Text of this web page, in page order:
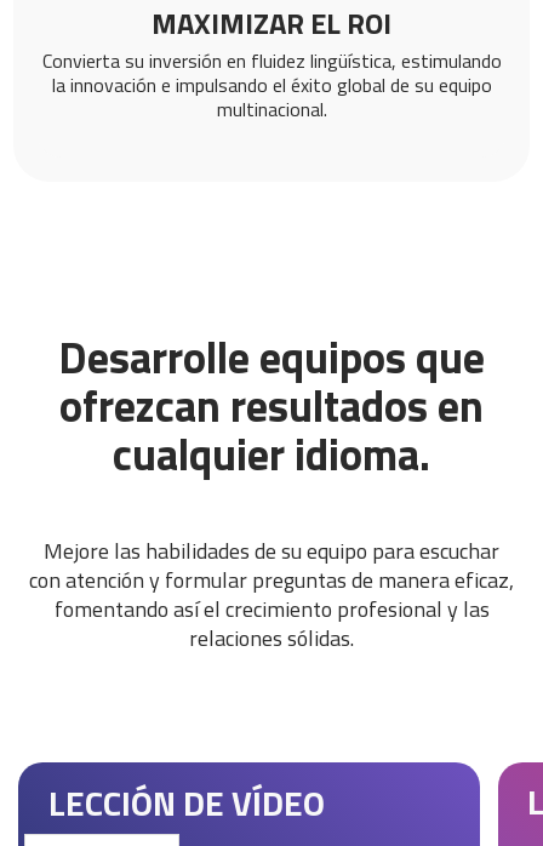
MAXIMIZAR EL ROI
Convierta su inversión en fluidez lingüística, estimulando
la innovación e impulsando el éxito global de su equipo
multinacional.
Desarrolle equipos que
ofrezcan resultados en
cualquier idioma.
Mejore las habilidades de su equipo para escuchar
con atención y formular preguntas de manera eficaz,
fomentando así el crecimiento profesional y las
relaciones sólidas.
LECCIÓN DE VÍDEO